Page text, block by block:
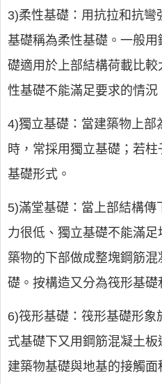
3)柔性基礎：用抗拉和抗彎
基礎稱為柔性基礎。一般
礎適用於上部結構荷載比較
性基礎不能滿足要求的情況
4)獨立基礎：當建築物上部
時，常採用獨立基礎；若
基礎形式。
5)滿堂基礎：當上部結構
力很低、獨立基礎不能滿
築物的下部做成整塊鋼筋
礎。按構造又分為筏形基礎
6)筏形基礎：筏形基礎形
式基礎下又用鋼筋混凝土
建築物基礎與地基的接觸